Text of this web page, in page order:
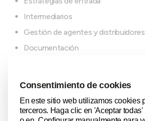
Intermediarios
Gestión de agentes y distribuidores
Documentación
MÓDULO 3
Herramientas operativas